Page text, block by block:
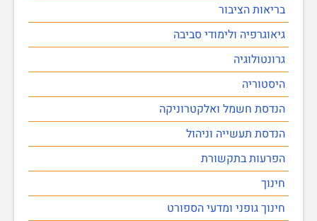
בריאות הציבור
גיאוגרפיה ולימודי סביבה
גרונטולוגיה
היסטוריה
הנדסת חשמל ואלקטרוניקה
הנדסת תעשייה וניהול
הפרעות בתקשורת
חינוך
חינוך גופני ומדעי הספורט